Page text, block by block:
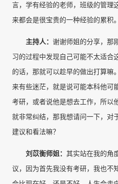
言，学有经验的老师，班级的管理
来都会是很宝贵的一种经验的累积。
主持人： 谢谢师姐的分享，那
习的过程中发现自己可能不太适合
的话，那就可以趁早的做出打算嘛
来有些迷茫，就是说可能本科他可
考研，或者说他是想去工作，所以
就非常纠结，那我想请问一下，对
建议和看法嘛？
刘苡衡师姐 ： 其实站在我的角
议，因为首先我没有考研，我也不